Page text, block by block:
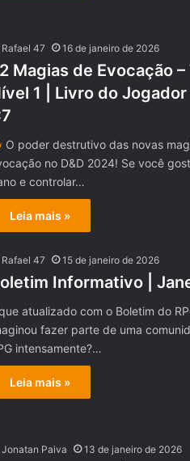
Rafael 47 16 de janeiro de 2026
Magias de Evocação
1 | Livro do Jogador
O poder destrutivo das novas
no D&D 2024! Se você
e controlar…
Leia mais »
Rafael 47 15 de janeiro de 2026
Informativo |
atualizado com o Boletim do
fazer parte de uma
intensamente?…
Leia mais »
Jonatan Paiva 13 de janeiro de 2026